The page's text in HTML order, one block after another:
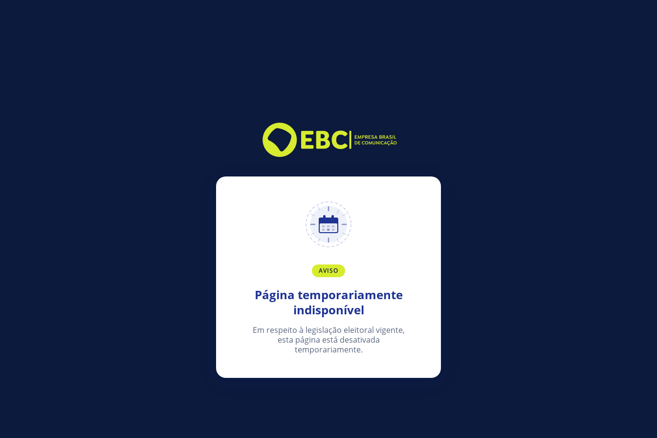
AVISO
Página temporariamente
indisponível
Em respeito à legislação eleitoral vigente,
esta página está desativada
temporariamente.